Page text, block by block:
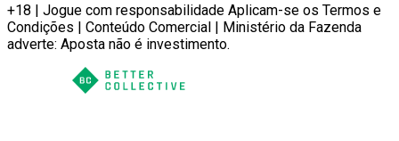
+18 | Jogue com responsabilidade Aplicam-se os Termos e
Condições | Conteúdo Comercial | Ministério da Fazenda
adverte: Aposta não é investimento.